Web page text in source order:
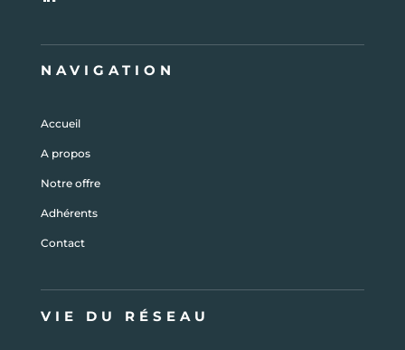
NAVIGATION
Accueil
A propos
Notre offre
Adhérents
Contact
VIE DU RÉSEAU